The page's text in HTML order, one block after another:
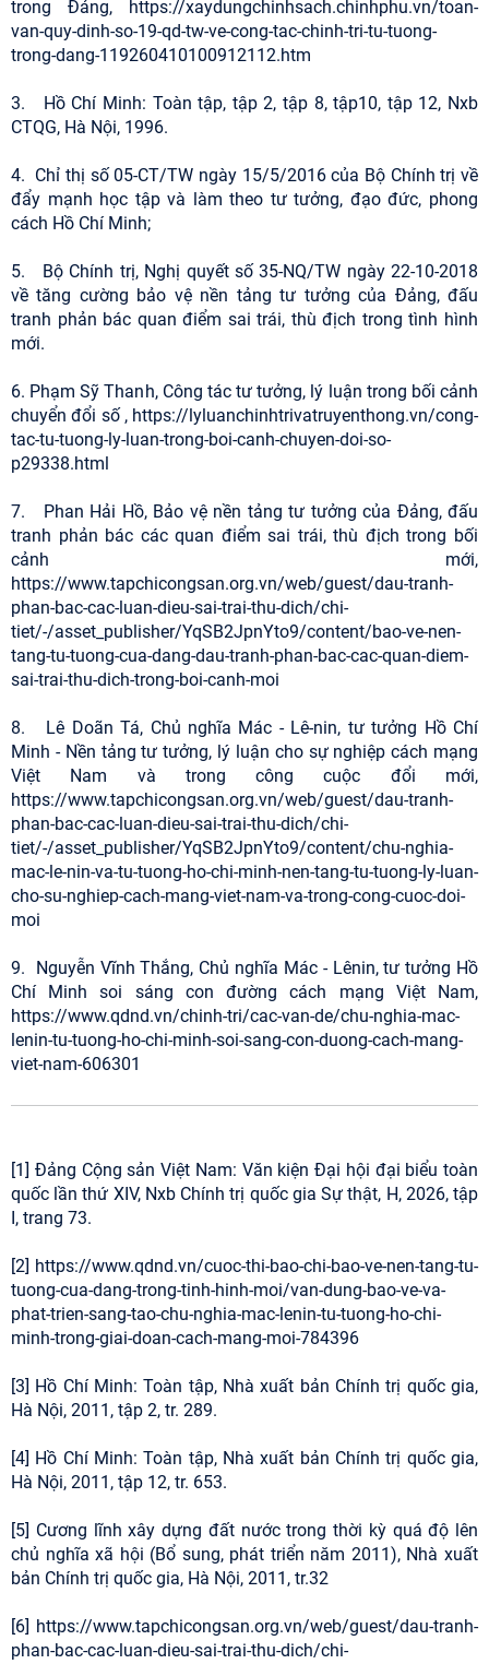
trong Đảng, https://xaydungchinhsach.chinhphu.vn/toan-
van-quy-dinh-so-19-qd-tw-ve-cong-tac-chinh-tri-tu-tuong-
trong-dang-119260410100912112.htm
3. Hồ Chí Minh: Toàn tập, tập 2, tập 8, tập10, tập 12, Nxb
CTQG, Hà Nội, 1996.
4. Chỉ thị số 05-CT/TW ngày 15/5/2016 của Bộ Chính trị về
đẩy mạnh học tập và làm theo tư tưởng, đạo đức, phong
cách Hồ Chí Minh;
5. Bộ Chính trị, Nghị quyết số 35-NQ/TW ngày 22-10-2018
về tăng cường bảo vệ nền tảng tư tưởng của Đảng, đấu
tranh phản bác quan điểm sai trái, thù địch trong tình hình
mới.
6. Phạm Sỹ Thanh, Công tác tư tưởng, lý luận trong bối cảnh
chuyển đổi số , https://lyluanchinhtrivatruyenthong.vn/cong-
tac-tu-tuong-ly-luan-trong-boi-canh-chuyen-doi-so-
p29338.html
7. Phan Hải Hồ, Bảo vệ nền tảng tư tưởng của Đảng, đấu
tranh phản bác các quan điểm sai trái, thù địch trong bối
cảnh mới,
https://www.tapchicongsan.org.vn/web/guest/dau-tranh-
phan-bac-cac-luan-dieu-sai-trai-thu-dich/chi-
tiet/-/asset_publisher/YqSB2JpnYto9/content/bao-ve-nen-
tang-tu-tuong-cua-dang-dau-tranh-phan-bac-cac-quan-diem-
sai-trai-thu-dich-trong-boi-canh-moi
8. Lê Doãn Tá, Chủ nghĩa Mác - Lê-nin, tư tưởng Hồ Chí
Minh - Nền tảng tư tưởng, lý luận cho sự nghiệp cách mạng
Việt Nam và trong công cuộc đổi mới,
https://www.tapchicongsan.org.vn/web/guest/dau-tranh-
phan-bac-cac-luan-dieu-sai-trai-thu-dich/chi-
tiet/-/asset_publisher/YqSB2JpnYto9/content/chu-nghia-
mac-le-nin-va-tu-tuong-ho-chi-minh-nen-tang-tu-tuong-ly-luan-
cho-su-nghiep-cach-mang-viet-nam-va-trong-cong-cuoc-doi-
moi
9. Nguyễn Vĩnh Thắng, Chủ nghĩa Mác - Lênin, tư tưởng Hồ
Chí Minh soi sáng con đường cách mạng Việt Nam,
https://www.qdnd.vn/chinh-tri/cac-van-de/chu-nghia-mac-
lenin-tu-tuong-ho-chi-minh-soi-sang-con-duong-cach-mang-
viet-nam-606301
[1] Đảng Cộng sản Việt Nam: Văn kiện Đại hội đại biểu toàn
quốc lần thứ XIV, Nxb Chính trị quốc gia Sự thật, H, 2026, tập
I, trang 73.
[2] https://www.qdnd.vn/cuoc-thi-bao-chi-bao-ve-nen-tang-tu-
tuong-cua-dang-trong-tinh-hinh-moi/van-dung-bao-ve-va-
phat-trien-sang-tao-chu-nghia-mac-lenin-tu-tuong-ho-chi-
minh-trong-giai-doan-cach-mang-moi-784396
[3] Hồ Chí Minh: Toàn tập, Nhà xuất bản Chính trị quốc gia,
Hà Nội, 2011, tập 2, tr. 289.
[4] Hồ Chí Minh: Toàn tập, Nhà xuất bản Chính trị quốc gia,
Hà Nội, 2011, tập 12, tr. 653.
[5] Cương lĩnh xây dựng đất nước trong thời kỳ quá độ lên
chủ nghĩa xã hội (Bổ sung, phát triển năm 2011), Nhà xuất
bản Chính trị quốc gia, Hà Nội, 2011, tr.32
[6] https://www.tapchicongsan.org.vn/web/guest/dau-tranh-
phan-bac-cac-luan-dieu-sai-trai-thu-dich/chi-